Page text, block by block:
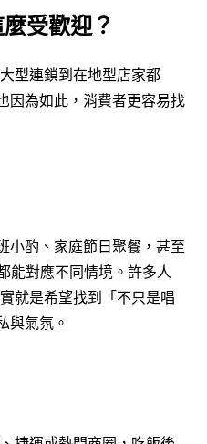
受歡迎？
型連鎖到在地型店家都
因為如此，消費者更容易找
小酌、家庭節日聚餐，甚至
能對應不同情境。許多人
就是希望找到「不只是唱
與氣氛。